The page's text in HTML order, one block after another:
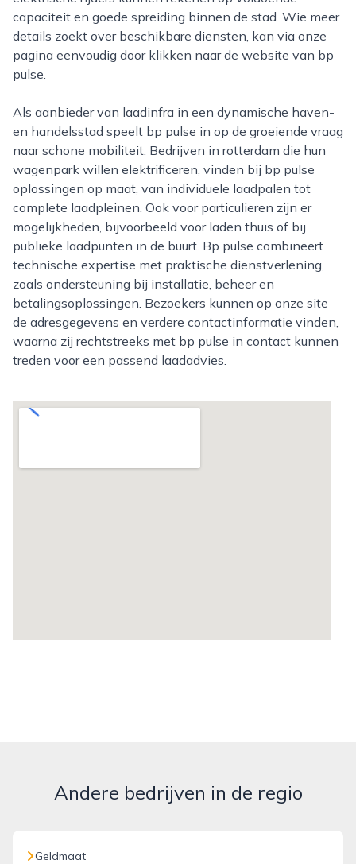
capaciteit en goede spreiding binnen de stad. Wie meer
details zoekt over beschikbare diensten, kan via onze
pagina eenvoudig door klikken naar de website van bp
pulse.
Als aanbieder van laadinfra in een dynamische haven-
en handelsstad speelt bp pulse in op de groeiende vraag
naar schone mobiliteit. Bedrijven in rotterdam die hun
wagenpark willen elektrificeren, vinden bij bp pulse
oplossingen op maat, van individuele laadpalen tot
complete laadpleinen. Ook voor particulieren zijn er
mogelijkheden, bijvoorbeeld voor laden thuis of bij
publieke laadpunten in de buurt. Bp pulse combineert
technische expertise met praktische dienstverlening,
zoals ondersteuning bij installatie, beheer en
betalingsoplossingen. Bezoekers kunnen op onze site
de adresgegevens en verdere contactinformatie vinden,
waarna zij rechtstreeks met bp pulse in contact kunnen
treden voor een passend laadadvies.
Andere bedrijven in de regio
Geldmaat